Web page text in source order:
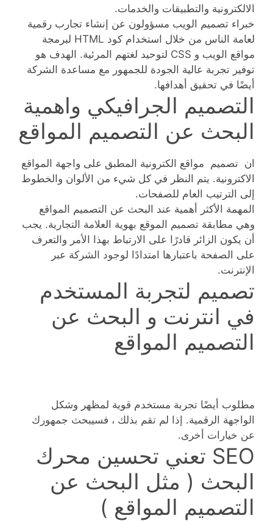
الالكترونية والتطبيقات والخدمات.
خبراء تصميم الويب مسؤولون عن إنشاء تجارب رقمية
لعامة الناس من خلال استخدام كود HTML لبرمجة
مواقع الويب و CSS لتوحيد لغتهم المرئية. الهدف هو
توفير تجربة عالية الجودة للجمهور مع مساعدة الشركة
أيضًا في تحقيق أهدافها.
التصميم الجرافيكي واهمية
البحث عن التصميم المواقع
ان تصميم مواقع الكترونية المطبق على واجهة المواقع
الاكترونية. يتم النظر في كل شيء من الألوان والخطوط
إلى الترتيب العام للصفحات.
المهمة الأكثر أهمية عند البحث عن التصميم المواقع
وهي مطابقة تصميم الموقع بهوية العلامة التجارية. يجب
أن يكون الزائر قادرًا على الارتباط بهذا الأمر والتعرف
على الصفحة باعتبارها امتدادًا لوجود الشركة عبر
الإنترنت.
تصميم لتجربة المستخدم
في انترنت و البحث عن
التصميم المواقع
مطلوب أيضًا تجربة مستخدم قوية لمظهر وشكل
الواجهة الرقمية. إذا لم تقم بذلك ، فسيبحث جمهورك
عن خيارات أخرى.
SEO تعني تحسين محرك
البحث ( مثل البحث عن
التصميم المواقع )